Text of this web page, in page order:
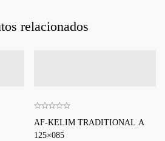
relacionados
AF-KELIM TRADITIONAL A
125×085